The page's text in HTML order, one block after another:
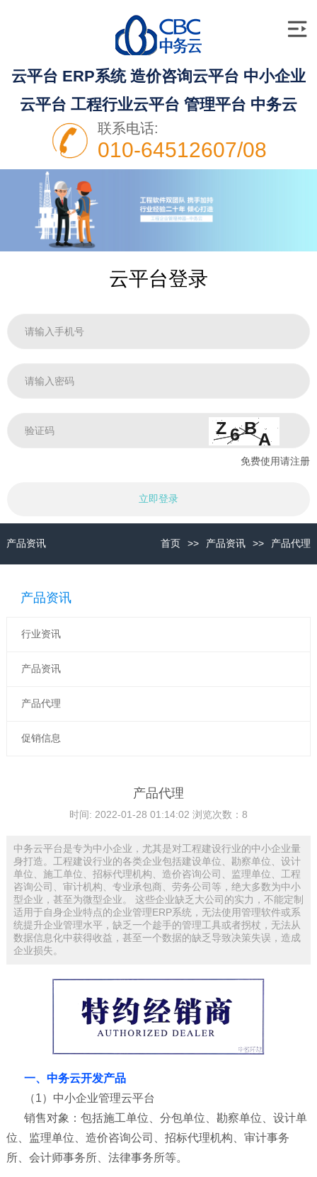
云平台 ERP系统 造价咨询云平台 中小企业
云平台 工程行业云平台 管理平台 中务云
联系电话:
010-64512607/08
云平台登录
免费使用请注册
立即登录
产品资讯 首页 >> 产品资讯 >> 产品代理
产品资讯
行业资讯
产品资讯
产品代理
促销信息
产品代理
时间: 2022-01-28 01:14:02 浏览次数：8
中务云平台是专为中小企业，尤其是对工程建设行业的中小企业量
身打造。工程建设行业的各类企业包括建设单位、勘察单位、设计
单位、施工单位、招标代理机构、造价咨询公司、监理单位、工程
咨询公司、审计机构、专业承包商、劳务公司等，绝大多数为中小
型企业，甚至为微型企业。 这些企业缺乏大公司的实力，不能定制
适用于自身企业特点的企业管理ERP系统，无法使用管理软件或系
统提升企业管理水平，缺乏一个趁手的管理工具或者拐杖，无法从
数据信息化中获得收益，甚至一个数据的缺乏导致决策失误，造成
企业损失。
一、中务云开发产品
（1）中小企业管理云平台
销售对象：包括施工单位、分包单位、勘察单位、设计单
位、监理单位、造价咨询公司、招标代理机构、审计事务
所、会计师事务所、法律事务所等。